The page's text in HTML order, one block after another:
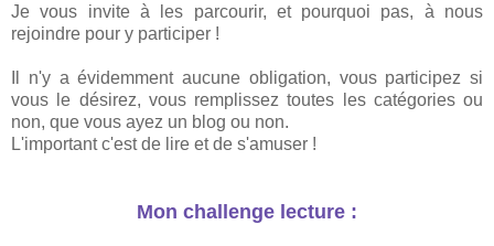
Je vous invite à les parcourir, et pourquoi pas, à nous
rejoindre pour y participer !
Il n'y a évidemment aucune obligation, vous participez si
vous le désirez, vous remplissez toutes les catégories ou
non, que vous ayez un blog ou non.
L'important c'est de lire et de s'amuser !
Mon challenge lecture :